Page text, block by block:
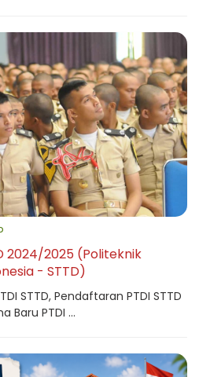
2024/2025 (Politeknik
- STTD)
STTD, Pendaftaran PTDI STTD
Baru PTDI ...